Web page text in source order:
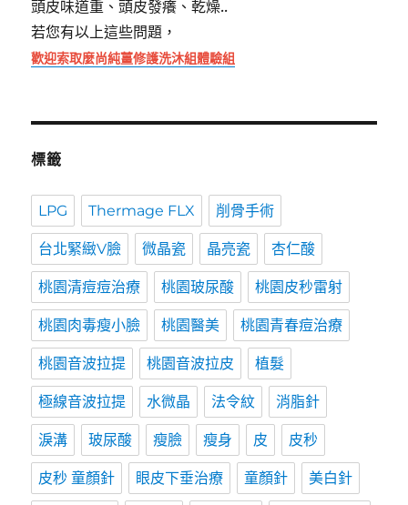
頭皮味道重、頭皮發癢、乾燥..
若您有以上這些問題，
歡迎索取麼尚純薑修護洗沐組體驗組
標籤
LPG Thermage FLX 削骨手術
台北緊緻V臉 微晶瓷 晶亮瓷 杏仁酸
桃園清痘痘治療 桃園玻尿酸 桃園皮秒雷射
桃園肉毒瘦小臉 桃園醫美 桃園青春痘治療
桃園音波拉提 桃園音波拉皮 植髮
極線音波拉提 水微晶 法令紋 消脂針
淚溝 玻尿酸 瘦臉 瘦身 皮 皮秒
皮秒 童顏針 眼皮下垂治療 童顏針 美白針